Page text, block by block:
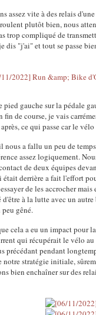
assez vite à des relais
plutôt bien, nous
trop compliqué de
dis "j'ai" et tout se passe
pied gauche sur la pédale
fin de course, je vais
ce qui passe car le
nous a fallu un peu de
assez logiquement.
de deux équipes
derrière a fait l'effort
de les accrocher
à la lutte avec un
gêné.
cela a eu un impact
qui récupérait le vélo
précédant pendant
notre stratégie initiale,
bien enchaîner sur des